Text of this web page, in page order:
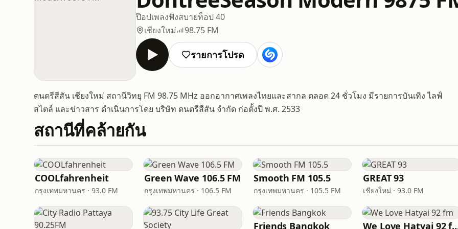
ป๊อปเพลงฟังสบายท็อป 40
เชียงใหม่
98.75 FM
รายการโปรด
ดนตรีสีสัน เชียงใหม่ สถานีวิทยุ FM 98.75 MHz ออกอากาศเพลงไทยและสากล ตลอด 24 ชั่วโมง มีรายการบันเทิง ไลฟ์
สไตล์ และข่าวสาร ดำเนินการโดย บริษัท ดนตรีสีสัน จำกัด ก่อตั้งปี พ.ศ. 2533
สถานีที่คล้ายกัน
COOLfahrenheit
กรุงเทพมหานคร · 93.0 FM
Green Wave 106.5 FM
กรุงเทพมหานคร · 106.5 FM
Smooth FM 105.5
กรุงเทพมหานคร · 105.5 FM
GREAT 93
เชียงใหม่ · 93.0 FM
Friends Bangkok We Love